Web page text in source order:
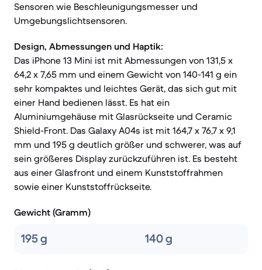
Sensoren wie Beschleunigungsmesser und
Umgebungslichtsensoren.
Design, Abmessungen und Haptik:
Das iPhone 13 Mini ist mit Abmessungen von 131,5 x
64,2 x 7,65 mm und einem Gewicht von 140-141 g ein
sehr kompaktes und leichtes Gerät, das sich gut mit
einer Hand bedienen lässt. Es hat ein
Aluminiumgehäuse mit Glasrückseite und Ceramic
Shield-Front. Das Galaxy A04s ist mit 164,7 x 76,7 x 9,1
mm und 195 g deutlich größer und schwerer, was auf
sein größeres Display zurückzuführen ist. Es besteht
aus einer Glasfront und einem Kunststoffrahmen
sowie einer Kunststoffrückseite.
Gewicht (Gramm)
195 g 140 g